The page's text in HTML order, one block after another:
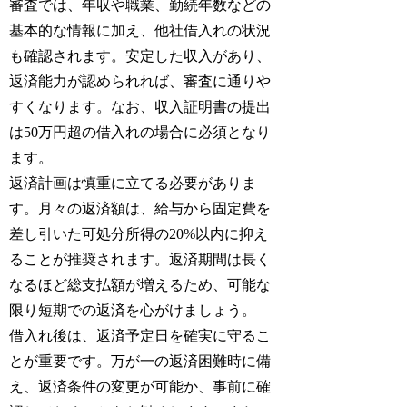
審査では、年収や職業、勤続年数などの
基本的な情報に加え、他社借入れの状況
も確認されます。安定した収入があり、
返済能力が認められれば、審査に通りや
すくなります。なお、収入証明書の提出
は50万円超の借入れの場合に必須となり
ます。
返済計画は慎重に立てる必要がありま
す。月々の返済額は、給与から固定費を
差し引いた可処分所得の20%以内に抑え
ることが推奨されます。返済期間は長く
なるほど総支払額が増えるため、可能な
限り短期での返済を心がけましょう。
借入れ後は、返済予定日を確実に守るこ
とが重要です。万が一の返済困難時に備
え、返済条件の変更が可能か、事前に確